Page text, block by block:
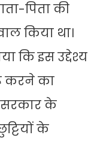
पिता की
किया था।
कि इस उद्देश्य
करने का
सरकार के
के